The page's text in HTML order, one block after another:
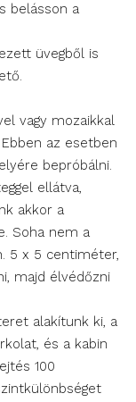
belásson a
üvegből is
vagy mozaikkal
az esetben
bepróbálni.
ellátva,
akkor a
Soha nem a
5 x 5 centiméter,
majd élvédőzni
alakítunk ki, a
és a kabin
100